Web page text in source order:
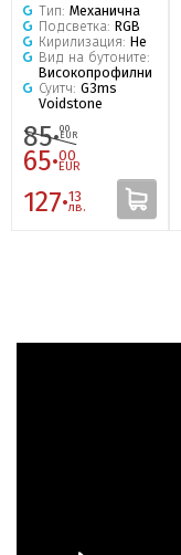
Тип: Механична
Подсветка: RGB
Кирилизация: Не
Вид на бутоните:
Високопрофилни
Суитч: G3ms
Voidstone
85·00
EUR
65·00
EUR
127·13
лв.